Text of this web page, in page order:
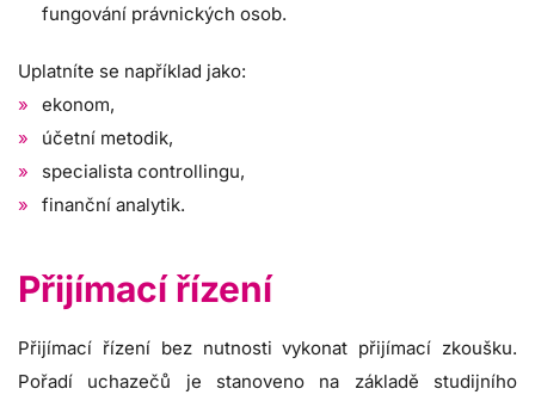
fungování právnických osob.
Uplatníte se například jako:
ekonom,
účetní metodik,
specialista controllingu,
finanční analytik.
Přijímací řízení
Přijímací řízení bez nutnosti vykonat přijímací zkoušku.
Pořadí uchazečů je stanoveno na základě studijního